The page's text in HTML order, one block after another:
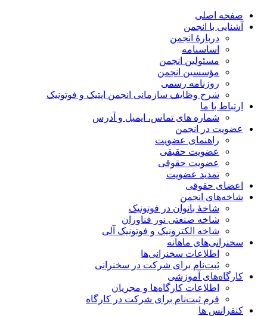
صفحه اصلی
آشنایی با انجمن
دربارۀ انجمن
اساسنامه
مسئولین انجمن
مؤسسین انجمن
روزنامه رسمی
شرح وظایف سازمانی انجمن اپتیک و فوتونیک
ارتباط با ما
شماره های تماس، ایمیل و آدرس
عضویت در انجمن
راهنمای عضویت
عضویت حقیقی
عضویت حقوقی
تمدید عضویت
اعضای حقوقی
شاخه‌های انجمن
شاخۀ بانوان در فوتونیک
شاخه صنعتی نور فناوران
شاخه‌ الکترونیک و فوتونیک آلی
سخنرانی‌های ماهانه
اطلاعات سخنرانی‌‌ها
ثبت‌نام برای شرکت در سخنرانی
کارگاه‌های آموزشی
اطلاعات کارگاه‌ها و مجریان
فرم ثبت‌نام برای شرکت در کارگاه
کنفرانس ها